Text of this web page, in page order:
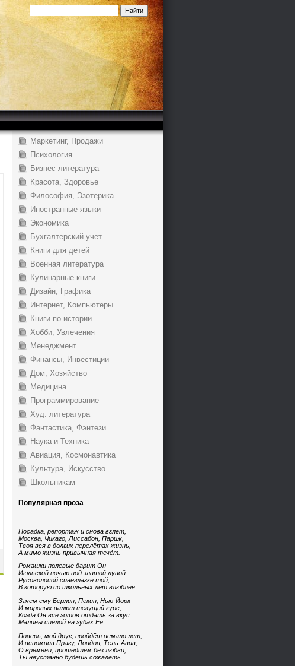
Маркетинг, Продажи
Психология
Бизнес литература
Красота, Здоровье
Философия, Эзотерика
Иностранные языки
Экономика
Бухгалтерский учет
Книги для детей
Военная литература
Кулинарные книги
Дизайн, Графика
Интернет, Компьютеры
Книги по истории
Хобби, Увлечения
Менеджмент
Финансы, Инвестиции
Дом, Хозяйство
Медицина
Программирование
Худ. литература
Фантастика, Фэнтези
Наука и Техника
Авиация, Космонавтика
Культура, Искусство
Школьникам
Популярная проза
Посадка, репортаж и снова взлёт,
Москва, Чикаго, Лиссабон, Париж,
Твоя вся в долгих перелётах жизнь,
А мимо жизнь привычная течёт.
Ромашки полевые дарит Он
Июльской ночью под златой луной
Русоволосой синеглазке той,
В которую со школьных лет влюблён.
Зачем ему Берлин, Пекин, Нью-Йорк
И мировых валют текущий курс,
Когда Он всё готов отдать за вкус
Малины спелой на губах Её.
Поверь, мой друг, пройдёт немало лет,
И вспомнив Прагу, Лондон, Тель-Авив,
О времени, прошедшем без любви,
Ты неустанно будешь сожалеть.